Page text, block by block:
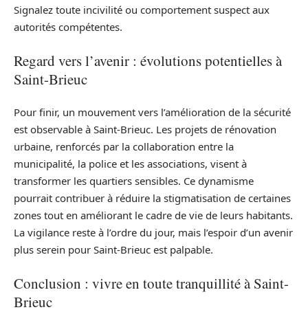
Signalez toute incivilité ou comportement suspect aux
autorités compétentes.
Regard vers l’avenir : évolutions potentielles à
Saint-Brieuc
Pour finir, un mouvement vers l’amélioration de la sécurité
est observable à Saint-Brieuc. Les projets de rénovation
urbaine, renforcés par la collaboration entre la
municipalité, la police et les associations, visent à
transformer les quartiers sensibles. Ce dynamisme
pourrait contribuer à réduire la stigmatisation de certaines
zones tout en améliorant le cadre de vie de leurs habitants.
La vigilance reste à l’ordre du jour, mais l’espoir d’un avenir
plus serein pour Saint-Brieuc est palpable.
Conclusion : vivre en toute tranquillité à Saint-
Brieuc